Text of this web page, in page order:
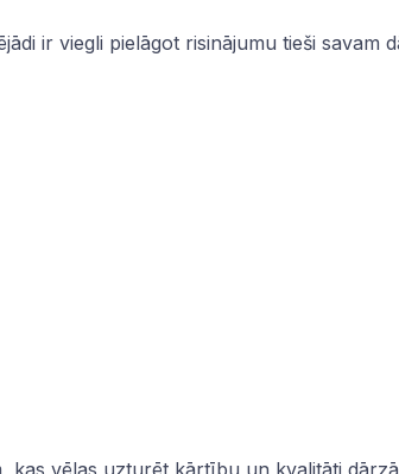
ir viegli pielāgot risinājumu tieši savam
vēlas uzturēt kārtību un kvalitāti dārzā.